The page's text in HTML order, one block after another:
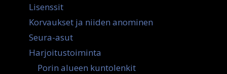
Lisenssit
Korvaukset ja niiden anominen
Seura-asut
Harjoitustoiminta
Porin alueen kuntolenkit